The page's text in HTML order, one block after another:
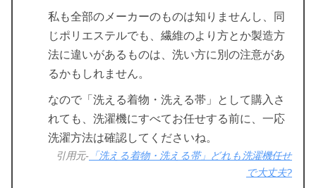
私も全部のメーカーのものは知りませんし、同
じポリエステルでも、繊維のより方とか製造方
法に違いがあるものは、洗い方に別の注意があ
るかもしれません。
なので「洗える着物・洗える帯」として購入さ
れても、洗濯機にすべてお任せする前に、一応
洗濯方法は確認してくださいね。
引用元- 「洗える着物・洗える帯」どれも洗濯機任せ
で大丈夫?